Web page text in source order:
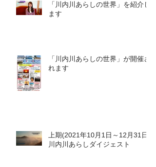
「川内川あらしの世界」を紹介し
ます
「川内川あらしの世界」が開催さ
れます
上期(2021年10月1日～12月31日)
川内川あらしダイジェスト